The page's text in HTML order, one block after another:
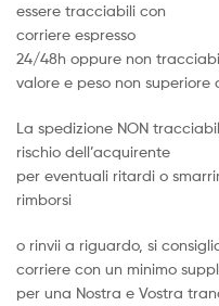
essere tracciabili con
corriere espresso
24/48h oppure non
valore e peso non superiore
La spedizione NON
rischio dell’acquirente
per eventuali ritardi o
rimborsi
o rinvii a riguardo, si
corriere con un minimo
per una Nostra e Vostra